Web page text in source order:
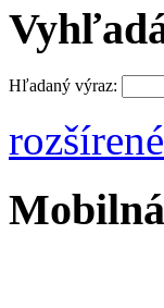
Hľadaný výraz: